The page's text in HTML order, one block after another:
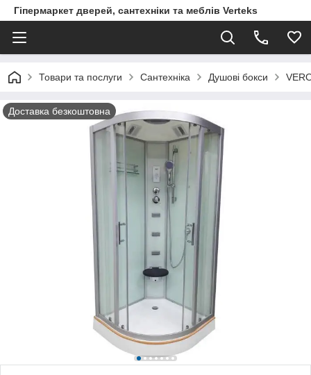
Гіпермаркет дверей, сантехніки та меблів Verteks
Товари та послуги Сантехніка Душові бокси
Доставка безкоштовна